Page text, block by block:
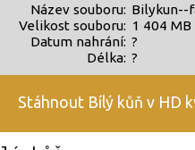
Název souboru:
Velikost souboru:
Datum nahrání:
Délka:
Bilykun--
1 404 MB
?
?
Stáhnout Bílý kůň v HD